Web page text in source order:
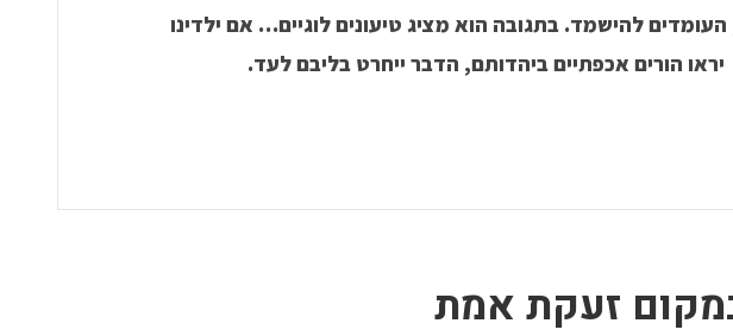
העומדים להישמד. בתגובה הוא מציג טיעונים לוגיים… אם ילדינו
יראו הורים אכפתיים ביהדותם, הדבר ייחרט בליבם לעד.
זעקת אמת